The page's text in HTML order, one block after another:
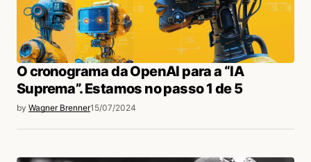
O cronograma da OpenAI para a “IA
Suprema”. Estamos no passo 1 de 5
by Wagner Brenner15/07/2024